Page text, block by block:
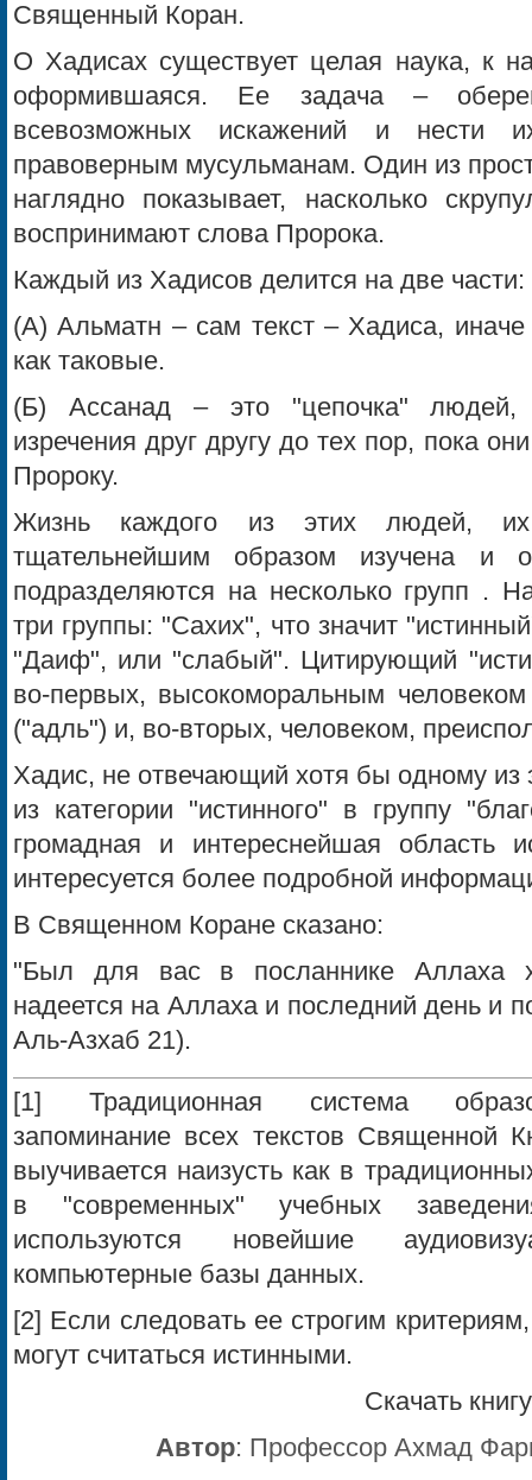
Священный Коран.
О Хадисах существует целая наука, к
оформившаяся. Ее задача –
всевозможных искажений и нести
правоверным мусульманам. Один из
наглядно показывает, насколько
воспринимают слова Пророка.
Каждый из Хадисов делится на две части:
(А) Альматн – сам текст – Хадиса, иначе
как таковые.
(Б) Ассанад – это "цепочка" людей,
изречения друг другу до тех пор, пока
Пророку.
Жизнь каждого из этих людей,
тщательнейшим образом изучена и
подразделяются на несколько групп .
три группы: "Сахих", что значит
"Даиф", или "слабый". Цитирующий
во-первых, высокоморальным
("адль") и, во-вторых, человеком,
Хадис, не отвечающий хотя бы одному из
из категории "истинного" в группу
громадная и интереснейшая область
интересуется более подробной
В Священном Коране сказано:
"Был для вас в посланнике Аллаха
надеется на Аллаха и последний день и
Аль-Азхаб 21).
[1] Традиционная система
запоминание всех текстов Священной
выучивается наизусть как в
в "современных" учебных
используются новейшие
компьютерные базы данных.
[2] Если следовать ее строгим
могут считаться истинными.
Скачать
Автор: Профессор Ахмад